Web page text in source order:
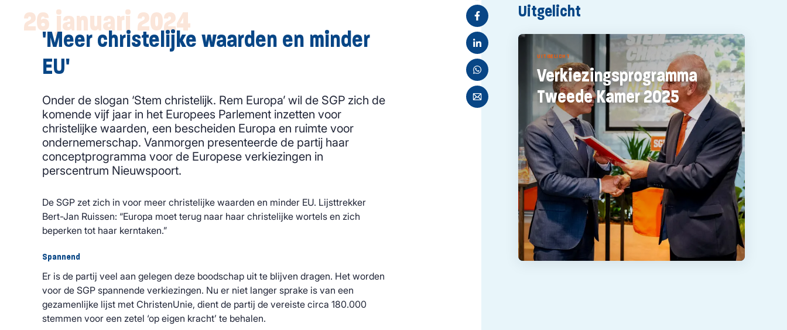
26 januari 2024
'Meer christelijke waarden en minder
EU'
Onder de slogan ‘Stem christelijk. Rem Europa’ wil de SGP zich de
komende vijf jaar in het Europees Parlement inzetten voor
christelijke waarden, een bescheiden Europa en ruimte voor
ondernemerschap. Vanmorgen presenteerde de partij haar
conceptprogramma voor de Europese verkiezingen in
perscentrum Nieuwspoort.
De SGP zet zich in voor meer christelijke waarden en minder EU. Lijsttrekker
Bert-Jan Ruissen: “Europa moet terug naar haar christelijke wortels en zich
beperken tot haar kerntaken.”
Spannend
Er is de partij veel aan gelegen deze boodschap uit te blijven dragen. Het worden
voor de SGP spannende verkiezingen. Nu er niet langer sprake is van een
gezamenlijke lijst met ChristenUnie, dient de partij de vereiste circa 180.000
stemmen voor een zetel ‘op eigen kracht’ te behalen.
Uitgelicht
UITGELICHT
Verkiezingsprogramma
Tweede Kamer 2025